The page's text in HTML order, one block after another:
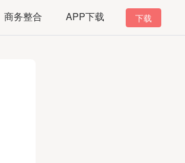
商务整合 APP下载 下载